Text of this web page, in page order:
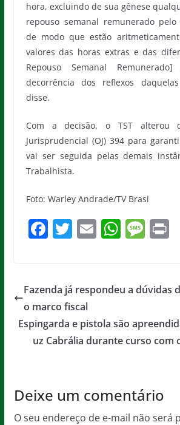
hora, excluindo de sua gênese
repouso semanal remunerado
de modo que estão
valores das horas extras e das
Repouso Semanal
decorrência dos reflexos
disse.
Com a decisão, o TST alterou
Jurisprudencial (OJ) 394 para
vai ser seguida pelas demais
Trabalhista.
Foto: Warley Andrade/TV Brasi
F
e
b
o
o
T
er
E
l
W
s
p
p
M
a
e
Pr
Fazenda já respondeu a dúvidas
o marco fiscal
Espingarda e pistola são
uz Cabrália durante curso com
Deixe um comentário
O seu endereço de e-mail não será